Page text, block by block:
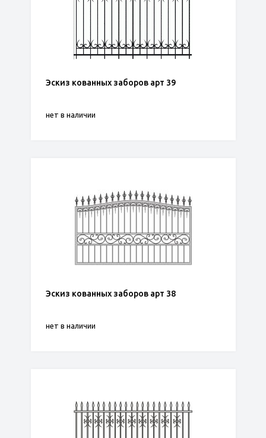
Эскиз кованных заборов арт 39
нет в наличии
Эскиз кованных заборов арт 38
нет в наличии